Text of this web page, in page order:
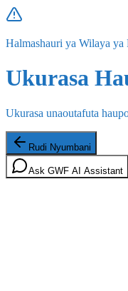
Halmashauri ya Wilaya ya
Ukurasa
Ukurasa unaoutafuta
Rudi Nyumbani
Ask GWF AI Assistant